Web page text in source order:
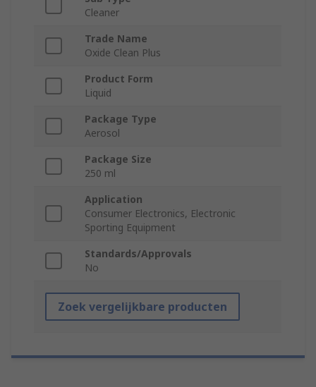
Cleaner
Trade Name
Oxide Clean Plus
Product Form
Liquid
Package Type
Aerosol
Package Size
250 ml
Application
Consumer Electronics, Electronic
Sporting Equipment
Standards/Approvals
No
Zoek vergelijkbare producten